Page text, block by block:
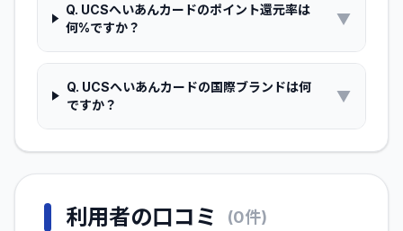
Q. UCSへいあんカードのポイント還元率は
何%ですか？
▼
Q. UCSへいあんカードの国際ブランドは何
ですか？
▼
利用者の口コミ (0件)